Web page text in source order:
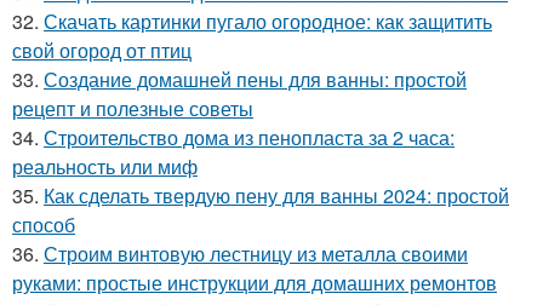
32. Скачать картинки пугало огородное: как защитить
свой огород от птиц
33. Создание домашней пены для ванны: простой
рецепт и полезные советы
34. Строительство дома из пенопласта за 2 часа:
реальность или миф
35. Как сделать твердую пену для ванны 2024: простой
способ
36. Строим винтовую лестницу из металла своими
руками: простые инструкции для домашних ремонтов